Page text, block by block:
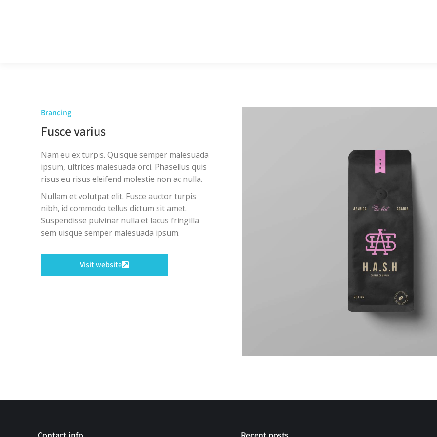
Branding
Fusce varius
Nam eu ex turpis. Quisque semper malesuada
ipsum, ultrices malesuada orci. Phasellus quis
risus eu risus eleifend molestie non ac nulla.
Nullam et volutpat elit. Fusce auctor turpis
nibh, id commodo tellus dictum sit amet.
Suspendisse pulvinar nulla et lacus fringilla
sem uisque semper malesuada ipsum.
Visit website
Contact info Recent posts